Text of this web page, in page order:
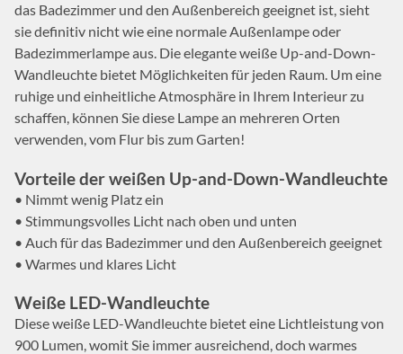
das Badezimmer und den Außenbereich geeignet ist, sieht
sie definitiv nicht wie eine normale Außenlampe oder
Badezimmerlampe aus. Die elegante weiße Up-and-Down-
Wandleuchte bietet Möglichkeiten für jeden Raum. Um eine
ruhige und einheitliche Atmosphäre in Ihrem Interieur zu
schaffen, können Sie diese Lampe an mehreren Orten
verwenden, vom Flur bis zum Garten!
Vorteile der weißen Up-and-Down-Wandleuchte
• Nimmt wenig Platz ein
• Stimmungsvolles Licht nach oben und unten
• Auch für das Badezimmer und den Außenbereich geeignet
• Warmes und klares Licht
Weiße LED-Wandleuchte
Diese weiße LED-Wandleuchte bietet eine Lichtleistung von
900 Lumen, womit Sie immer ausreichend, doch warmes